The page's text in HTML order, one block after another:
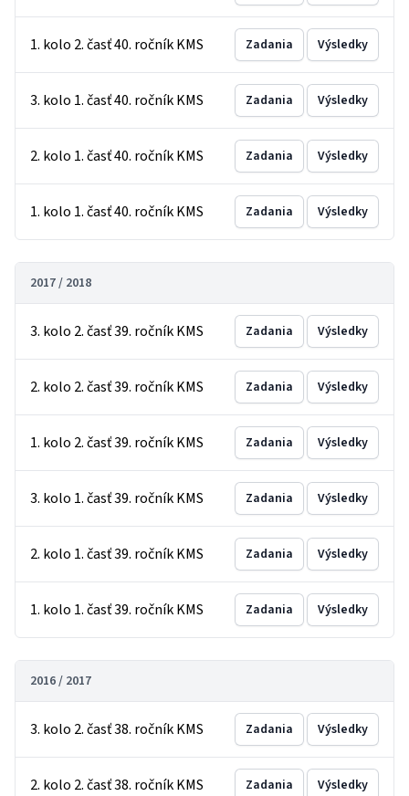
1. kolo 2. časť 40. ročník KMS Zadania Výsledky
3. kolo 1. časť 40. ročník KMS Zadania Výsledky
2. kolo 1. časť 40. ročník KMS Zadania Výsledky
1. kolo 1. časť 40. ročník KMS Zadania Výsledky
2017 / 2018
3. kolo 2. časť 39. ročník KMS Zadania Výsledky
2. kolo 2. časť 39. ročník KMS Zadania Výsledky
1. kolo 2. časť 39. ročník KMS Zadania Výsledky
3. kolo 1. časť 39. ročník KMS Zadania Výsledky
2. kolo 1. časť 39. ročník KMS Zadania Výsledky
1. kolo 1. časť 39. ročník KMS Zadania Výsledky
2016 / 2017
3. kolo 2. časť 38. ročník KMS Zadania Výsledky
2. kolo 2. časť 38. ročník KMS Zadania Výsledky